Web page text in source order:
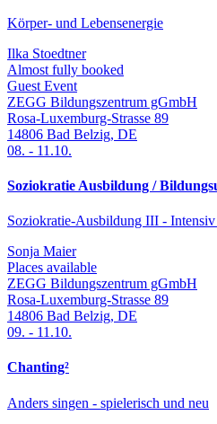
Körper- und Lebensenergie
Ilka Stoedtner
Almost fully booked
Guest Event
ZEGG Bildungszentrum gGmbH
Rosa-Luxemburg-Strasse 89
14806 Bad Belzig, DE
08. - 11.10.
Soziokratie Ausbildung /
Soziokratie-Ausbildung III -
Sonja Maier
Places available
ZEGG Bildungszentrum gGmbH
Rosa-Luxemburg-Strasse 89
14806 Bad Belzig, DE
09. - 11.10.
Chanting²
Anders singen - spielerisch und neu